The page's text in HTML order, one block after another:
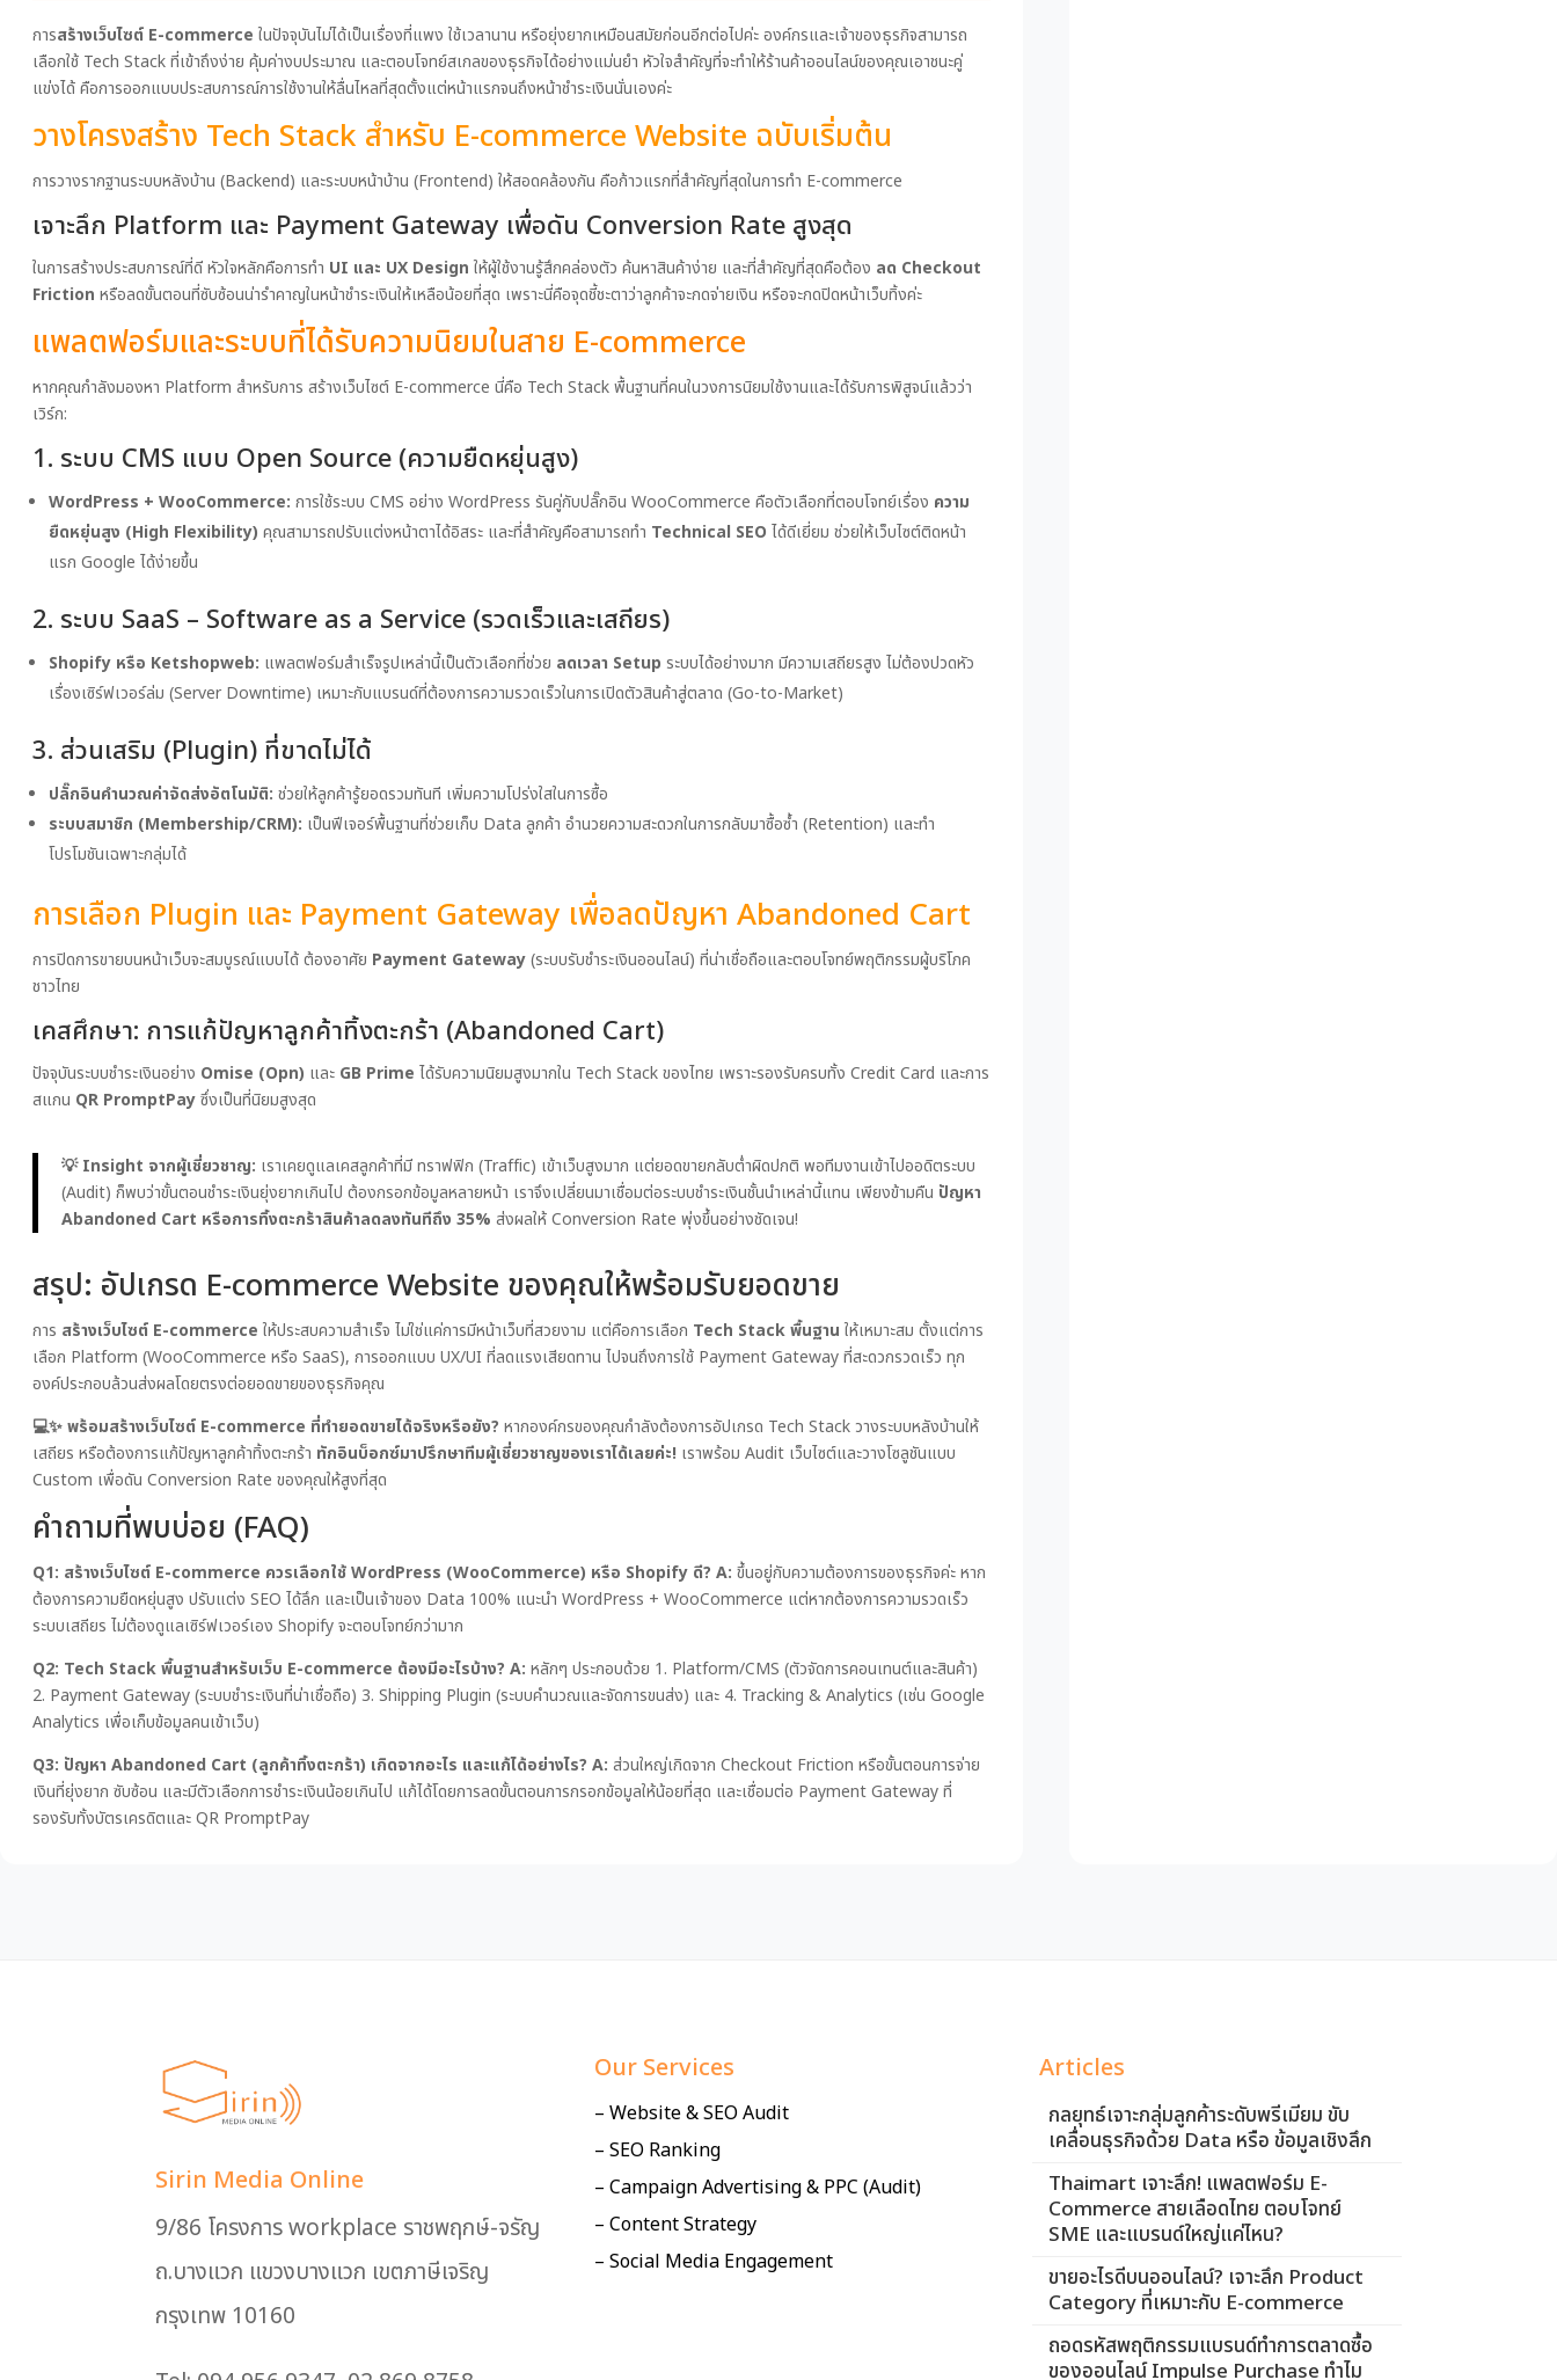
การสร้างเว็บไซต์ E-commerce ในปัจจุบันไม่ได้เป็นเรื่องที่แพง ใช้เวลานาน หรือยุ่งยากเหมือนสมัยก่อนอีกต่อไปค่ะ องค์กรและเจ้าของธุรกิจสามารถ
เลือกใช้ Tech Stack ที่เข้าถึงง่าย คุ้มค่างบประมาณ และตอบโจทย์สเกลของธุรกิจได้อย่างแม่นยำ หัวใจสำคัญที่จะทำให้ร้านค้าออนไลน์ของคุณเอาชนะคู่
แข่งได้ คือการออกแบบประสบการณ์การใช้งานให้ลื่นไหลที่สุดตั้งแต่หน้าแรกจนถึงหน้าชำระเงินนั่นเองค่ะ
วางโครงสร้าง Tech Stack สำหรับ E-commerce Website ฉบับเริ่มต้น
การวางรากฐานระบบหลังบ้าน (Backend) และระบบหน้าบ้าน (Frontend) ให้สอดคล้องกัน คือก้าวแรกที่สำคัญที่สุดในการทำ E-commerce
เจาะลึก Platform และ Payment Gateway เพื่อดัน Conversion Rate สูงสุด
ในการสร้างประสบการณ์ที่ดี หัวใจหลักคือการทำ UI และ UX Design ให้ผู้ใช้งานรู้สึกคล่องตัว ค้นหาสินค้าง่าย และที่สำคัญที่สุดคือต้อง ลด Checkout
Friction หรือลดขั้นตอนที่ซับซ้อนน่ารำคาญในหน้าชำระเงินให้เหลือน้อยที่สุด เพราะนี่คือจุดชี้ชะตาว่าลูกค้าจะกดจ่ายเงิน หรือจะกดปิดหน้าเว็บทิ้งค่ะ
แพลตฟอร์มและระบบที่ได้รับความนิยมในสาย E-commerce
หากคุณกำลังมองหา Platform สำหรับการ สร้างเว็บไซต์ E-commerce นี่คือ Tech Stack พื้นฐานที่คนในวงการนิยมใช้งานและได้รับการพิสูจน์แล้วว่า
เวิร์ก:
1. ระบบ CMS แบบ Open Source (ความยืดหยุ่นสูง)
WordPress + WooCommerce: การใช้ระบบ CMS อย่าง WordPress รันคู่กับปลั๊กอิน WooCommerce คือตัวเลือกที่ตอบโจทย์เรื่อง ความ
ยืดหยุ่นสูง (High Flexibility) คุณสามารถปรับแต่งหน้าตาได้อิสระ และที่สำคัญคือสามารถทำ Technical SEO ได้ดีเยี่ยม ช่วยให้เว็บไซต์ติดหน้า
แรก Google ได้ง่ายขึ้น
2. ระบบ SaaS – Software as a Service (รวดเร็วและเสถียร)
Shopify หรือ Ketshopweb: แพลตฟอร์มสำเร็จรูปเหล่านี้เป็นตัวเลือกที่ช่วย ลดเวลา Setup ระบบได้อย่างมาก มีความเสถียรสูง ไม่ต้องปวดหัว
เรื่องเซิร์ฟเวอร์ล่ม (Server Downtime) เหมาะกับแบรนด์ที่ต้องการความรวดเร็วในการเปิดตัวสินค้าสู่ตลาด (Go-to-Market)
3. ส่วนเสริม (Plugin) ที่ขาดไม่ได้
ปลั๊กอินคำนวณค่าจัดส่งอัตโนมัติ: ช่วยให้ลูกค้ารู้ยอดรวมทันที เพิ่มความโปร่งใสในการซื้อ
ระบบสมาชิก (Membership/CRM): เป็นฟีเจอร์พื้นฐานที่ช่วยเก็บ Data ลูกค้า อำนวยความสะดวกในการกลับมาซื้อซ้ำ (Retention) และทำ
โปรโมชันเฉพาะกลุ่มได้
การเลือก Plugin และ Payment Gateway เพื่อลดปัญหา Abandoned Cart
การปิดการขายบนหน้าเว็บจะสมบูรณ์แบบได้ ต้องอาศัย Payment Gateway(ระบบรับชำระเงินออนไลน์) ที่น่าเชื่อถือและตอบโจทย์พฤติกรรมผู้บริโภค
ชาวไทย
เคสศึกษา: การแก้ปัญหาลูกค้าทิ้งตะกร้า (Abandoned Cart)
ปัจจุบันระบบชำระเงินอย่าง Omise (Opn) และ GB Prime ได้รับความนิยมสูงมากใน Tech Stack ของไทย เพราะรองรับครบทั้ง Credit Card และการ
สแกน QR PromptPayซึ่งเป็นที่นิยมสูงสุด
💡 Insight จากผู้เชี่ยวชาญ: เราเคยดูแลเคสลูกค้าที่มี ทราฟฟิก (Traffic) เข้าเว็บสูงมาก แต่ยอดขายกลับต่ำผิดปกติ พอทีมงานเข้าไปออดิตระบบ
(Audit) ก็พบว่าขั้นตอนชำระเงินยุ่งยากเกินไป ต้องกรอกข้อมูลหลายหน้า เราจึงเปลี่ยนมาเชื่อมต่อระบบชำระเงินชั้นนำเหล่านี้แทน เพียงข้ามคืน ปัญหา
Abandoned Cart หรือการทิ้งตะกร้าสินค้าลดลงทันทีถึง 35% ส่งผลให้ Conversion Rate พุ่งขึ้นอย่างชัดเจน!
สรุป: อัปเกรด E-commerce Website ของคุณให้พร้อมรับยอดขาย
การ สร้างเว็บไซต์ E-commerce ให้ประสบความสำเร็จ ไม่ใช่แค่การมีหน้าเว็บที่สวยงาม แต่คือการเลือก Tech Stack พื้นฐาน ให้เหมาะสม ตั้งแต่การ
เลือก Platform (WooCommerce หรือ SaaS), การออกแบบ UX/UI ที่ลดแรงเสียดทาน ไปจนถึงการใช้ Payment Gateway ที่สะดวกรวดเร็ว ทุก
องค์ประกอบล้วนส่งผลโดยตรงต่อยอดขายของธุรกิจคุณ
💻✨ พร้อมสร้างเว็บไซต์ E-commerce ที่ทำยอดขายได้จริงหรือยัง? หากองค์กรของคุณกำลังต้องการอัปเกรด Tech Stack วางระบบหลังบ้านให้
เสถียร หรือต้องการแก้ปัญหาลูกค้าทิ้งตะกร้า ทักอินบ็อกซ์มาปรึกษาทีมผู้เชี่ยวชาญของเราได้เลยค่ะ! เราพร้อม Audit เว็บไซต์และวางโซลูชันแบบ
Custom เพื่อดัน Conversion Rate ของคุณให้สูงที่สุด
คำถามที่พบบ่อย (FAQ)
Q1: สร้างเว็บไซต์ E-commerce ควรเลือกใช้ WordPress (WooCommerce) หรือ Shopify ดี? A: ขึ้นอยู่กับความต้องการของธุรกิจค่ะ หาก
ต้องการความยืดหยุ่นสูง ปรับแต่ง SEO ได้ลึก และเป็นเจ้าของ Data 100% แนะนำ WordPress + WooCommerce แต่หากต้องการความรวดเร็ว
ระบบเสถียร ไม่ต้องดูแลเซิร์ฟเวอร์เอง Shopify จะตอบโจทย์กว่ามาก
Q2: Tech Stack พื้นฐานสำหรับเว็บ E-commerce ต้องมีอะไรบ้าง? A: หลักๆ ประกอบด้วย 1. Platform/CMS (ตัวจัดการคอนเทนต์และสินค้า)
2. Payment Gateway (ระบบชำระเงินที่น่าเชื่อถือ) 3. Shipping Plugin (ระบบคำนวณและจัดการขนส่ง) และ 4. Tracking & Analytics (เช่น Google
Analytics เพื่อเก็บข้อมูลคนเข้าเว็บ)
Q3: ปัญหา Abandoned Cart (ลูกค้าทิ้งตะกร้า) เกิดจากอะไร และแก้ได้อย่างไร? A: ส่วนใหญ่เกิดจาก Checkout Friction หรือขั้นตอนการจ่าย
เงินที่ยุ่งยาก ซับซ้อน และมีตัวเลือกการชำระเงินน้อยเกินไป แก้ได้โดยการลดขั้นตอนการกรอกข้อมูลให้น้อยที่สุด และเชื่อมต่อ Payment Gateway ที่
รองรับทั้งบัตรเครดิตและ QR PromptPay
Sirin Media Online
9/86 โครงการ workplace ราชพฤกษ์-จรัญ
ถ.บางแวก แขวงบางแวก เขตภาษีเจริญ
กรุงเทพ 10160
Our Services
– Website & SEO Audit
– SEO Ranking
– Campaign Advertising & PPC (Audit)
– Content Strategy
– Social Media Engagement
Articles
กลยุทธ์เจาะกลุ่มลูกค้าระดับพรีเมียม ขับ
เคลื่อนธุรกิจด้วย Data หรือ ข้อมูลเชิงลึก
Thaimart เจาะลึก! แพลตฟอร์ม E-
Commerce สายเลือดไทย ตอบโจทย์
SME และแบรนด์ใหญ่แค่ไหน?
ขายอะไรดีบนออนไลน์? เจาะลึก Product
Category ที่เหมาะกับ E-commerce
ถอดรหัสพฤติกรรมแบรนด์ทำการตลาดซื้อ
ของออนไลน์ Impulse Purchase ทำไม